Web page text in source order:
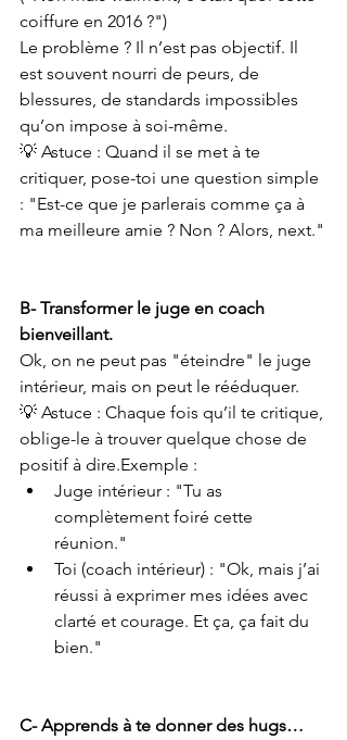
coiffure en 2016 ?")
Le problème ? Il n’est pas objectif. Il
est souvent nourri de peurs, de
blessures, de standards impossibles
qu’on impose à soi-même.
💡 Astuce : Quand il se met à te
critiquer, pose-toi une question simple
: "Est-ce que je parlerais comme ça à
ma meilleure amie ? Non ? Alors, next."
B- Transformer le juge en coach
bienveillant.
Ok, on ne peut pas "éteindre" le juge
intérieur, mais on peut le rééduquer.
💡 Astuce : Chaque fois qu’il te critique,
oblige-le à trouver quelque chose de
positif à dire.Exemple :
Juge intérieur : "Tu as
complètement foiré cette
réunion."
Toi (coach intérieur) : "Ok, mais j’ai
réussi à exprimer mes idées avec
clarté et courage. Et ça, ça fait du
bien."
C- Apprends à te donner des hugs…